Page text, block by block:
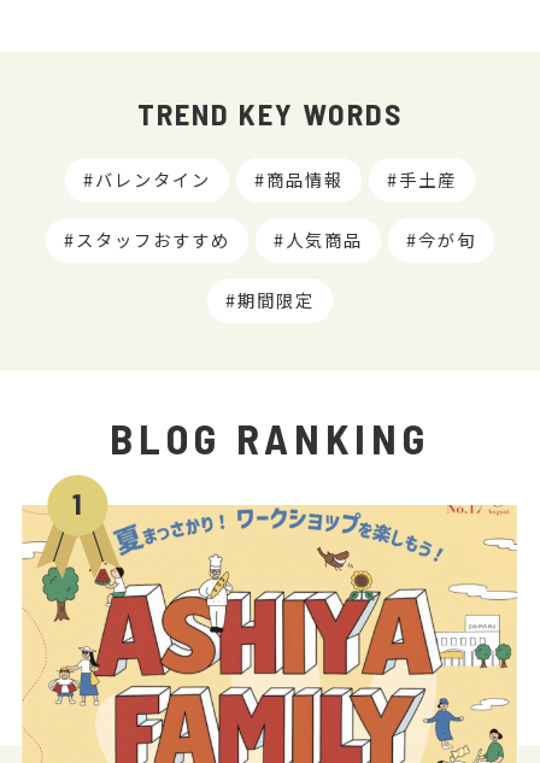
TREND KEY WORDS
バレンタイン 商品情報 手土産
スタッフおすすめ 人気商品 今が旬
期間限定
BLOG RANKING